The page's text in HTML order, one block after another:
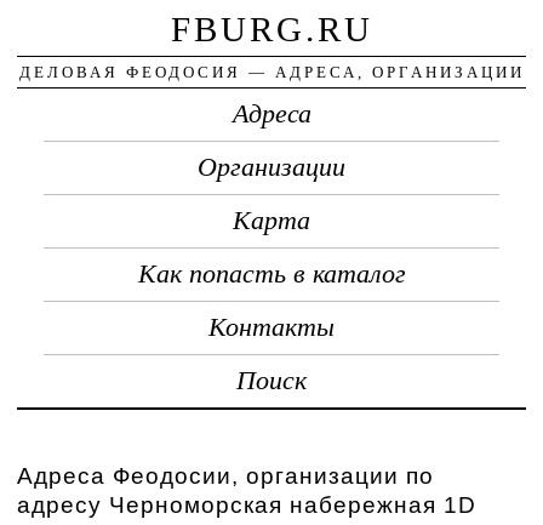
FBURG.RU
ДЕЛОВАЯ ФЕОДОСИЯ — АДРЕСА, ОРГАНИЗАЦИИ
Адреса
Организации
Карта
Как попасть в каталог
Контакты
Поиск
Адреса Феодосии, организации по
адресу Черноморская набережная 1D